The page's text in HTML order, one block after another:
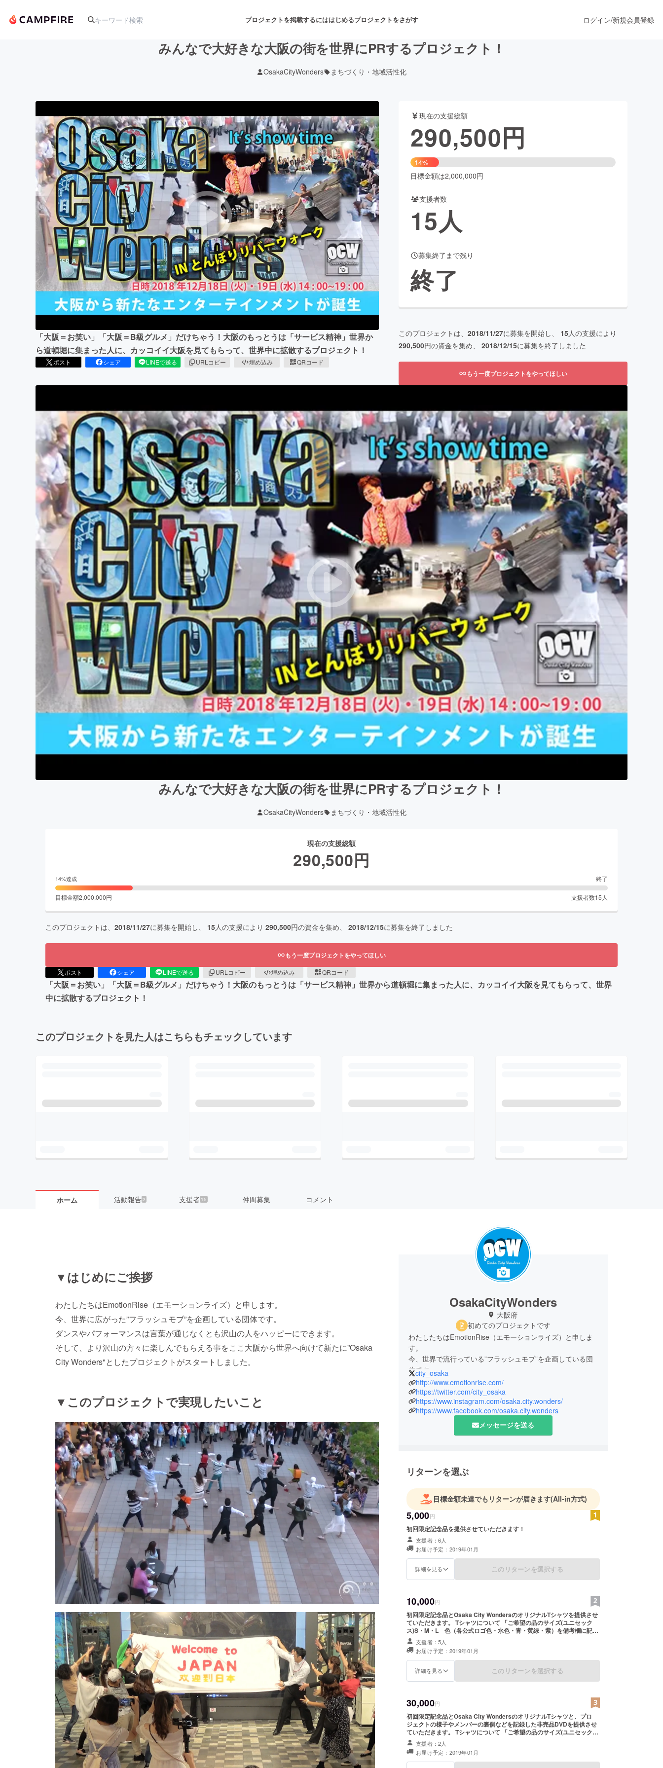
プロジェクトを掲載するにははじめるプロジェクトをさがす
アート・写真 音楽 舞台・パフォーマンス
テクノロジー・ガジェット ゲーム・サービス開発 フード・飲食店 ファッション
映像・映画 書籍・雑誌出版 アニメ・漫画
ビジネス・起業 チャレンジ ビューティー・ヘルスケア
まちづくり・地域活性化
CAMPFIRE for Social GoodCAMPFIRE Creation
CAMPFIREふるさと納税machi-yaコミュニティ
ログイン/新規会員登録
みんなで大好きな大阪の街を世界にPRするプロジェクト！
OsakaCityWonders まちづくり・地域活性化
「大阪＝お笑い」「大阪＝B級グルメ」だけちゃう！大阪のもっとうは「サービス精神」世界か
ら道頓堀に集まった人に、カッコイイ大阪を見てもらって、世界中に拡散するプロジェクト！
ポスト シェア LINEで送る URLコピー 埋め込み QRコード
現在の支援総額
290,500円
14%
目標金額は2,000,000円
支援者数
15人
募集終了まで残り
終了
このプロジェクトは、 2018/11/27に募集を開始し、 15人の支援により
290,500円の資金を集め、 2018/12/15に募集を終了しました
もう一度プロジェクトをやってほしい
みんなで大好きな大阪の街を世界にPRするプロジェクト！
OsakaCityWonders まちづくり・地域活性化
現在の支援総額
290,500円
14%達成 終了
目標金額2,000,000円 支援者数15 人
このプロジェクトは、 2018/11/27に募集を開始し、 15人の支援により 290,500円の資金を集め、 2018/12/15に募集を終了しました
もう一度プロジェクトをやってほしい
ポスト シェア LINEで送る URLコピー 埋め込み QRコード
「大阪＝お笑い」「大阪＝B級グルメ」だけちゃう！大阪のもっとうは「サービス精神」世界から道頓堀に集まった人に、カッコイイ大阪を見てもらって、世界
中に拡散するプロジェクト！
このプロジェクトを見た人はこちらもチェックしています
ホーム 活動報告2 支援者 15 仲間募集 コメント
▼はじめにご挨拶
わたしたちはEmotionRise（エモーションライズ）と申します。
今、世界に広がった”フラッシュモブ”を企画している団体です。
ダンスやパフォーマンスは言葉が通じなくとも沢山の人をハッピーにできます。
そして、より沢山の方々に楽しんでもらえる事をここ大阪から世界へ向けて新たに”Osaka
City Wonders"としたプロジェクトがスタートしました。
▼このプロジェクトで実現したいこと
OsakaCityWonders
大阪府
初めてのプロジェクトです
わたしたちはEmotionRise（エモーションライズ）と申しま
す。
今、世界で流行っている”フラッシュモブ”を企画している団
体です。
2013年より、日本でフラッシュモブをスタートさせサプライ
ズプロポーズでの企画、そして日本で初めて結婚式でのフ
ラッシュモブを企画実施したパイオニアと言われています。
テレビメディアや国外からの依頼も多く（特にアジア圏）沢
山の海外の方が日本、大阪へ旅行に来られる中、多くのサプ
ライズプロポーズなどの実施を行ってきました。
ハッピーにできます。
そして、より沢山の方々に楽しんでもらえる事をここ大阪か
ら世界へ向けて新たに”Osaka City Wonders"としたプロジェ
クトがスタートしました。
city_osaka
http://www.emotionrise.com/
https://twitter.com/city_osaka
https://www.instagram.com/osaka.city.wonders/
https://www.facebook.com/osaka.city.wonders
メッセージを送る
リターンを選ぶ
目標金額未達でもリターンが届きます(All-in方式)
5,000円
初回限定記念品を提供させていただきます！
支援者：6人
お届け予定：2019年01月
詳細を見る このリターンを選択する
10,000円
初回限定記念品とOsaka City WondersのオリジナルTシャツを提供させ
ていただきます。 Tシャツについて 「ご希望の品のサイズ(ユニセック
ス)S・M・L 色（各公式ロゴ色・水色・青・黄緑・紫）を備考欄に記載
していただきますようお願いいたします」
支援者：5人
お届け予定：2019年01月
詳細を見る このリターンを選択する
30,000円
初回限定記念品とOsaka City WondersのオリジナルTシャツと、プロ
ジェクトの様子やメンバーの裏側などを記録した非売品DVDを提供させ
ていただきます。 Tシャツについて 「ご希望の品のサイズ(ユニセック
ス)S・M・L 色（各公式ロゴ色・水色・青・黄緑・紫）を備考欄に記載
していただきますようお願いいたします」
支援者：2人
お届け予定：2019年01月